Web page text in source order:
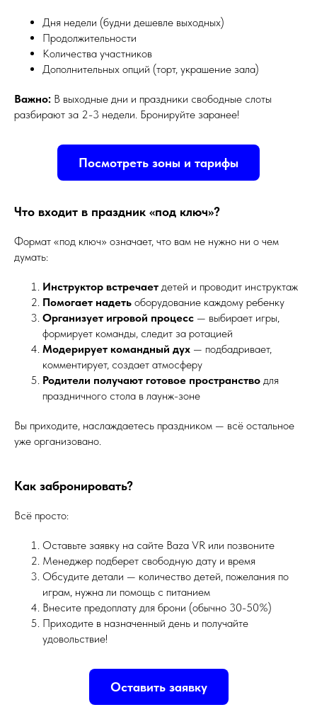
Дня недели (будни дешевле выходных)
Продолжительности
Количества участников
Дополнительных опций (торт, украшение зала)
Важно: В выходные дни и праздники свободные слоты
разбирают за 2-3 недели. Бронируйте заранее!
Посмотреть зоны и тарифы
Что входит в праздник «под ключ»?
Формат «под ключ» означает, что вам не нужно ни о чем
думать:
Инструктор встречает детей и проводит инструктаж
Помогает надеть оборудование каждому ребенку
Организует игровой процесс — выбирает игры,
формирует команды, следит за ротацией
Модерирует командный дух — подбадривает,
комментирует, создает атмосферу
Родители получают готовое пространство для
праздничного стола в лаунж-зоне
Вы приходите, наслаждаетесь праздником — всё остальное
уже организовано.
Как забронировать?
Всё просто:
Оставьте заявку на сайте Baza VR или позвоните
Менеджер подберет свободную дату и время
Обсудите детали — количество детей, пожелания по
играм, нужна ли помощь с питанием
Внесите предоплату для брони (обычно 30-50%)
Приходите в назначенный день и получайте
удовольствие!
Оставить заявку